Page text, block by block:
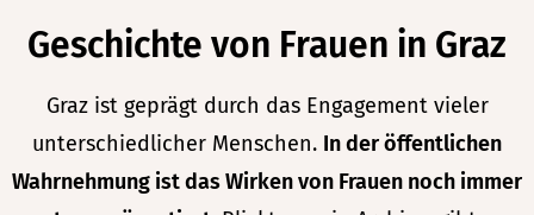
Geschichte von Frauen in Graz
Graz ist geprägt durch das Engagement vieler
unterschiedlicher Menschen. In der öffentlichen
Wahrnehmung ist das Wirken von Frauen noch immer